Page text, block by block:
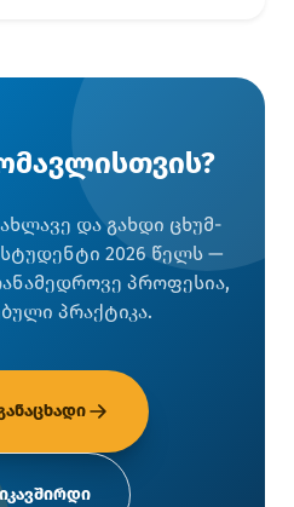
და გახდი ცხუმ-
2026 წელს —
პროფესია,
პრაქტიკა.